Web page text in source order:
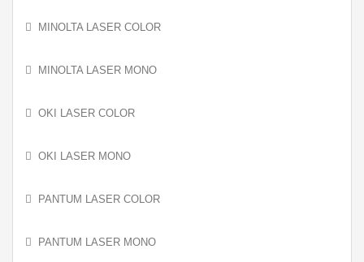
MINOLTA LASER COLOR
MINOLTA LASER MONO
OKI LASER COLOR
OKI LASER MONO
PANTUM LASER COLOR
PANTUM LASER MONO